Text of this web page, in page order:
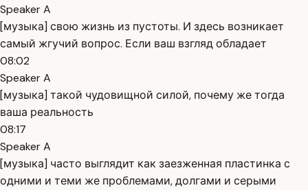
Speaker A
[музыка] свою жизнь из пустоты. И здесь возникает
самый жгучий вопрос. Если ваш взгляд обладает
08:02
Speaker A
[музыка] такой чудовищной силой, почему же тогда
ваша реальность
08:17
Speaker A
[музыка] часто выглядит как заезженная пластинка с
одними и теми же проблемами, долгами и серыми